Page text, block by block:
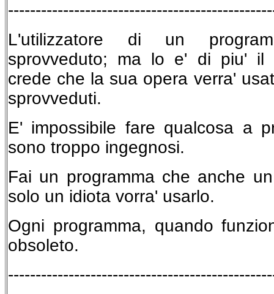
L'utilizzatore di un
sprovveduto; ma lo e' di piu' il
crede che la sua opera verra'
sprovveduti.
E' impossibile fare qualcosa a
sono troppo ingegnosi.
Fai un programma che anche
solo un idiota vorra' usarlo.
Ogni programma, quando
obsoleto.